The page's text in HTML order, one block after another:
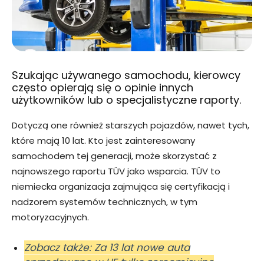
Szukając używanego samochodu, kierowcy
często opierają się o opinie innych
użytkowników lub o specjalistyczne raporty.
Dotyczą one również starszych pojazdów, nawet tych,
które mają 10 lat. Kto jest zainteresowany
samochodem tej generacji, może skorzystać z
najnowszego raportu TÜV jako wsparcia. TÜV to
niemiecka organizacja zajmująca się certyfikacją i
nadzorem systemów technicznych, w tym
motoryzacyjnych.
Zobacz także: Za 13 lat nowe auta